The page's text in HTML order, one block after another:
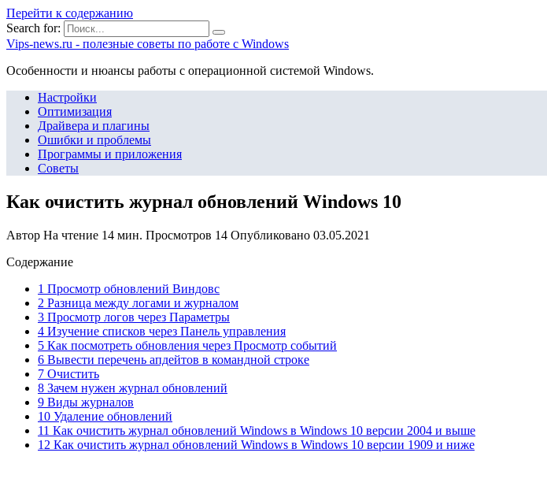
Перейти к содержанию
Search for:
Vips-news.ru - полезные советы по работе с Windows
Особенности и нюансы работы с операционной системой Windows.
Настройки
Оптимизация
Драйвера и плагины
Ошибки и проблемы
Программы и приложения
Советы
Как очистить журнал обновлений Windows 10
Автор На чтение 14 мин. Просмотров 14 Опубликовано 03.05.2021
Содержание
1 Просмотр обновлений Виндовс
2 Разница между логами и журналом
3 Просмотр логов через Параметры
4 Изучение списков через Панель управления
5 Как посмотреть обновления через Просмотр событий
6 Вывести перечень апдейтов в командной строке
7 Очистить
8 Зачем нужен журнал обновлений
9 Виды журналов
10 Удаление обновлений
11 Как очистить журнал обновлений Windows в Windows 10 версии 2004 и выше
12 Как очистить журнал обновлений Windows в Windows 10 версии 1909 и ниже